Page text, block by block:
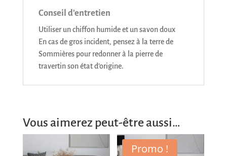
Conseil d'entretien
Utiliser un chiffon humide et un savon doux
En cas de gros incident, pensez à la terre de
Sommières pour redonner à la pierre de
travertin son état d’origine.
Vous aimerez peut-être aussi…
Promo !